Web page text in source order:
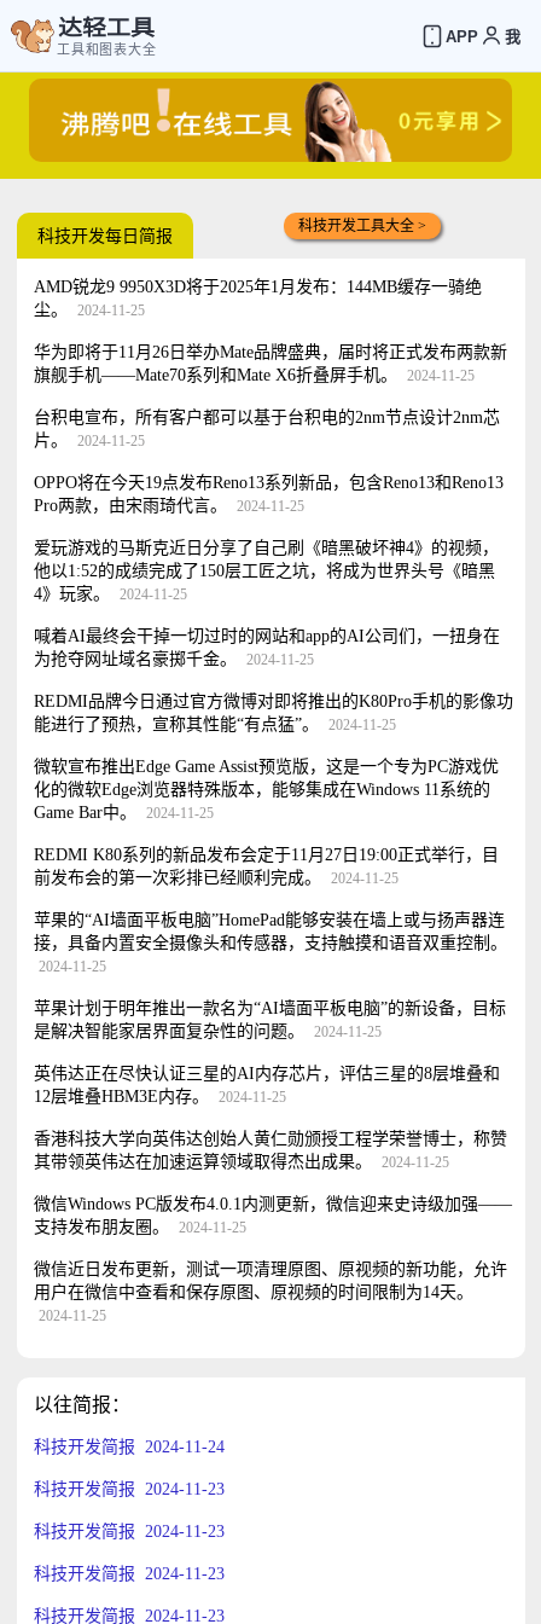
达轻工具
工具和图表大全
APP 我
科技开发每日简报
科技开发工具大全 >
AMD锐龙9 9950X3D将于2025年1月发布：144MB缓存一骑绝
尘。
2024-11-25
华为即将于11月26日举办Mate品牌盛典，届时将正式发布两款新
旗舰手机——Mate70系列和Mate X6折叠屏手机。
2024-11-25
台积电宣布，所有客户都可以基于台积电的2nm节点设计2nm芯
片。
2024-11-25
OPPO将在今天19点发布Reno13系列新品，包含Reno13和Reno13
Pro两款，由宋雨琦代言。
2024-11-25
爱玩游戏的马斯克近日分享了自己刷《暗黑破坏神4》的视频，
他以1:52的成绩完成了150层工匠之坑，将成为世界头号《暗黑
4》玩家。
2024-11-25
喊着AI最终会干掉一切过时的网站和app的AI公司们，一扭身在
为抢夺网址域名豪掷千金。
2024-11-25
REDMI品牌今日通过官方微博对即将推出的K80Pro手机的影像功
能进行了预热，宣称其性能“有点猛”。
2024-11-25
微软宣布推出Edge Game Assist预览版，这是一个专为PC游戏优
化的微软Edge浏览器特殊版本，能够集成在Windows 11系统的
Game Bar中。
2024-11-25
REDMI K80系列的新品发布会定于11月27日19:00正式举行，目
前发布会的第一次彩排已经顺利完成。
2024-11-25
苹果的“AI墙面平板电脑”HomePad能够安装在墙上或与扬声器连
接，具备内置安全摄像头和传感器，支持触摸和语音双重控制。
2024-11-25
苹果计划于明年推出一款名为“AI墙面平板电脑”的新设备，目标
是解决智能家居界面复杂性的问题。
2024-11-25
英伟达正在尽快认证三星的AI内存芯片，评估三星的8层堆叠和
12层堆叠HBM3E内存。
2024-11-25
香港科技大学向英伟达创始人黄仁勋颁授工程学荣誉博士，称赞
其带领英伟达在加速运算领域取得杰出成果。
2024-11-25
微信Windows PC版发布4.0.1内测更新，微信迎来史诗级加强——
支持发布朋友圈。
2024-11-25
微信近日发布更新，测试一项清理原图、原视频的新功能，允许
用户在微信中查看和保存原图、原视频的时间限制为14天。
2024-11-25
以往简报：
科技开发简报 2024-11-24
科技开发简报 2024-11-23
科技开发简报 2024-11-23
科技开发简报 2024-11-23
科技开发简报 2024-11-23